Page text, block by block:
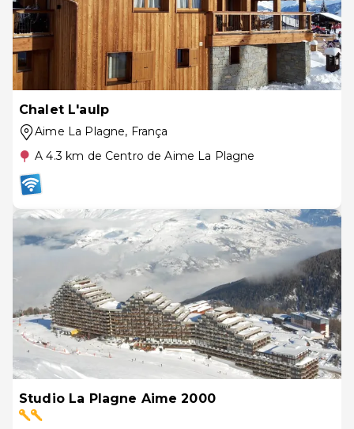
Chalet L'aulp
Aime La Plagne, França
A 4.3 km de Centro de Aime La Plagne
Studio La Plagne Aime 2000